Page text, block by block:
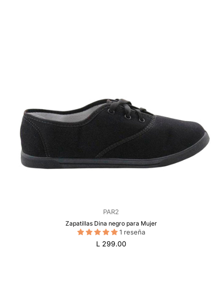
PAR2
Zapatillas Dina negro para Mujer
1 reseña
Precio
L 299.00